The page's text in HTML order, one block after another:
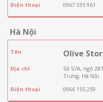
Điện thoại
0967 335 961
Hà Nội
Tên Olive
Địa chỉ
Số 57A, ngõ
Trưng, Hà Nội
Điện thoại
0966 155 259